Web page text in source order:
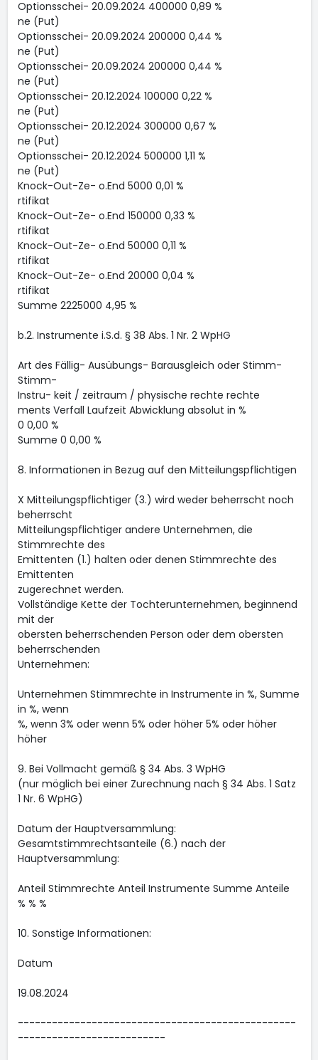
Optionsschei- 20.09.2024 400000 0,89 %
ne (Put)
Optionsschei- 20.09.2024 200000 0,44 %
ne (Put)
Optionsschei- 20.09.2024 200000 0,44 %
ne (Put)
Optionsschei- 20.12.2024 100000 0,22 %
ne (Put)
Optionsschei- 20.12.2024 300000 0,67 %
ne (Put)
Optionsschei- 20.12.2024 500000 1,11 %
ne (Put)
Knock-Out-Ze- o.End 5000 0,01 %
rtifikat
Knock-Out-Ze- o.End 150000 0,33 %
rtifikat
Knock-Out-Ze- o.End 50000 0,11 %
rtifikat
Knock-Out-Ze- o.End 20000 0,04 %
rtifikat
Summe 2225000 4,95 %
b.2. Instrumente i.S.d. § 38 Abs. 1 Nr. 2 WpHG
Art des Fällig- Ausübungs- Barausgleich oder Stimm-
Stimm-
Instru- keit / zeitraum / physische rechte rechte
ments Verfall Laufzeit Abwicklung absolut in %
0 0,00 %
Summe 0 0,00 %
8. Informationen in Bezug auf den Mitteilungspflichtigen
X Mitteilungspflichtiger (3.) wird weder beherrscht noch
beherrscht
Mitteilungspflichtiger andere Unternehmen, die
Stimmrechte des
Emittenten (1.) halten oder denen Stimmrechte des
Emittenten
zugerechnet werden.
Vollständige Kette der Tochterunternehmen, beginnend
mit der
obersten beherrschenden Person oder dem obersten
beherrschenden
Unternehmen:
Unternehmen Stimmrechte in Instrumente in %, Summe
in %, wenn
%, wenn 3% oder wenn 5% oder höher 5% oder höher
höher
9. Bei Vollmacht gemäß § 34 Abs. 3 WpHG
(nur möglich bei einer Zurechnung nach § 34 Abs. 1 Satz
1 Nr. 6 WpHG)
Datum der Hauptversammlung:
Gesamtstimmrechtsanteile (6.) nach der
Hauptversammlung:
Anteil Stimmrechte Anteil Instrumente Summe Anteile
% % %
10. Sonstige Informationen:
Datum
19.08.2024
-------------------------------------------------
--------------------------